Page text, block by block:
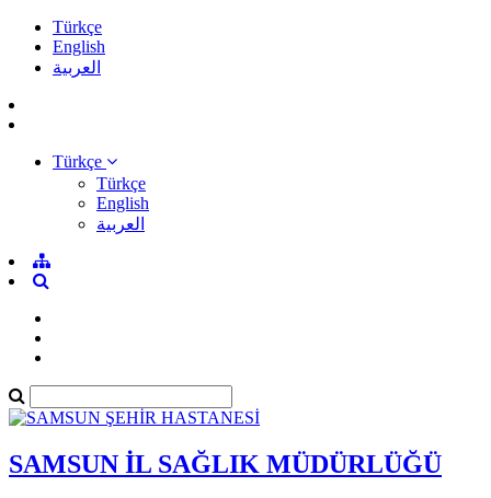
Türkçe
English
العربية
Türkçe
Türkçe
English
العربية
SAMSUN İL SAĞLIK MÜDÜRLÜĞÜ